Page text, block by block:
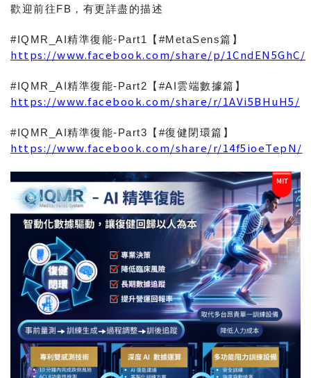
歡迎前往FB，有更詳盡的描述
#IQMR_AI精準復能-Part1【#MetaSens篇】
https://www.facebook.com/share/p/1CndEN5GhC/
#IQMR_AI精準復能-Part2【#AI雲端數據篇】
https://www.facebook.com/share/r/1AVi5BHuH5/
#IQMR_AI精準復能-Part3【#復健閉環篇】
https://www.facebook.com/share/r/14f5ioeTepN/